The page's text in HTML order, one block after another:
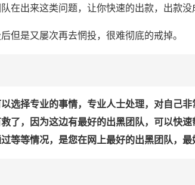
在出来这类问题，让你快速的出款，出款没
但是又屡次再去惘投，很难彻底的戒掉。
选择专业的事情，专业人士处理，对自己非
了，因为这边有最好的出黑团队，可以快
等等情况，是您在网上最好的出黑团队，最